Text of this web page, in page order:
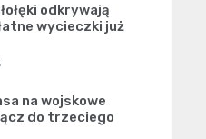
odkrywają
wycieczki już
na wojskowe
do trzeciego